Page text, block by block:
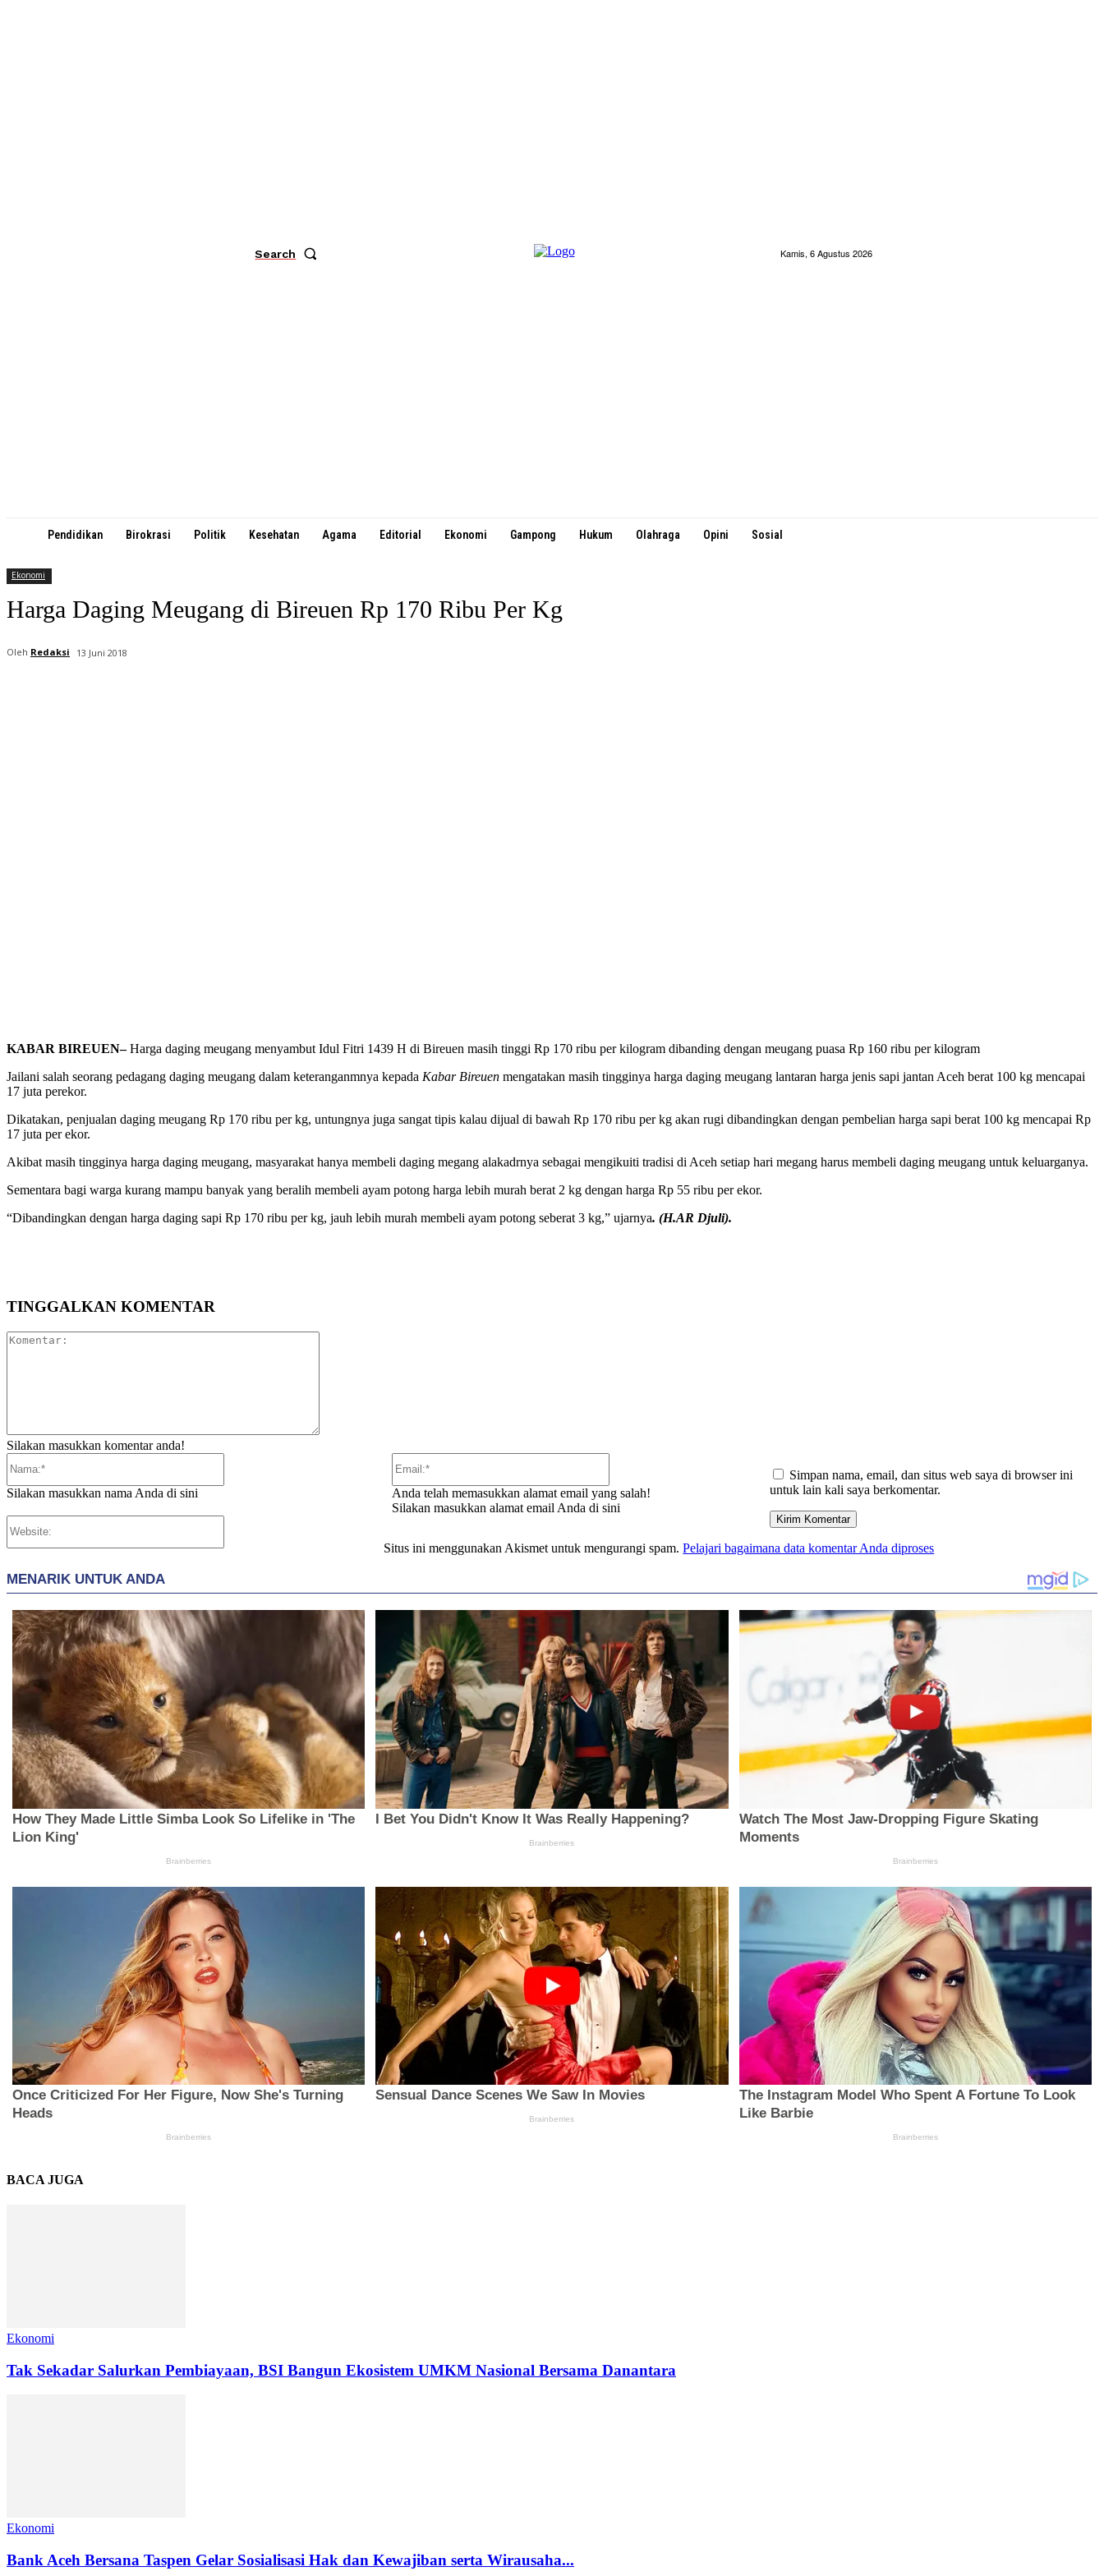
Search Kamis, 6 Agustus 2026
Pendidikan Birokrasi Politik Kesehatan Agama Editorial Ekonomi Gampong Hukum Olahraga Opini Sosial
Ekonomi
Harga Daging Meugang di Bireuen Rp 170 Ribu Per Kg
Oleh Redaksi 13 Juni 2018
KABAR BIREUEN–Harga daging meugang menyambut Idul Fitri 1439 H di Bireuen masih tinggi Rp 170 ribu per kilogram dibanding dengan meugang puasa Rp 160 ribu per kilogram
Jailani salah seorang pedagang daging meugang dalam keteranganmnya kepada Kabar Bireuen mengatakan masih tingginya harga daging meugang lantaran harga jenis sapi jantan Aceh berat 100 kg mencapai
17 juta perekor.
Dikatakan, penjualan daging meugang Rp 170 ribu per kg, untungnya juga sangat tipis kalau dijual di bawah Rp 170 ribu per kg akan rugi dibandingkan dengan pembelian harga sapi berat 100 kg mencapai Rp
17 juta per ekor.
Akibat masih tingginya harga daging meugang, masyarakat hanya membeli daging megang alakadrnya sebagai mengikuiti tradisi di Aceh setiap hari megang harus membeli daging meugang untuk keluarganya.
Sementara bagi warga kurang mampu banyak yang beralih membeli ayam potong harga lebih murah berat 2 kg dengan harga Rp 55 ribu per ekor.
“Dibandingkan dengan harga daging sapi Rp 170 ribu per kg, jauh lebih murah membeli ayam potong seberat 3 kg,” ujarnya. (H.AR Djuli).
TINGGALKAN KOMENTAR
Silakan masukkan komentar anda!
Silakan masukkan nama Anda di sini
Anda telah memasukkan alamat email yang salah!
Silakan masukkan alamat email Anda di sini
Simpan nama, email, dan situs web saya di browser ini
untuk lain kali saya berkomentar.
Situs ini menggunakan Akismet untuk mengurangi spam.Pelajari bagaimana data komentar Anda diproses
BACA JUGA
Ekonomi
Tak Sekadar Salurkan Pembiayaan, BSI Bangun Ekosistem UMKM Nasional Bersama Danantara
Ekonomi
Bank Aceh Bersana Taspen Gelar Sosialisasi Hak dan Kewajiban serta Wirausaha...